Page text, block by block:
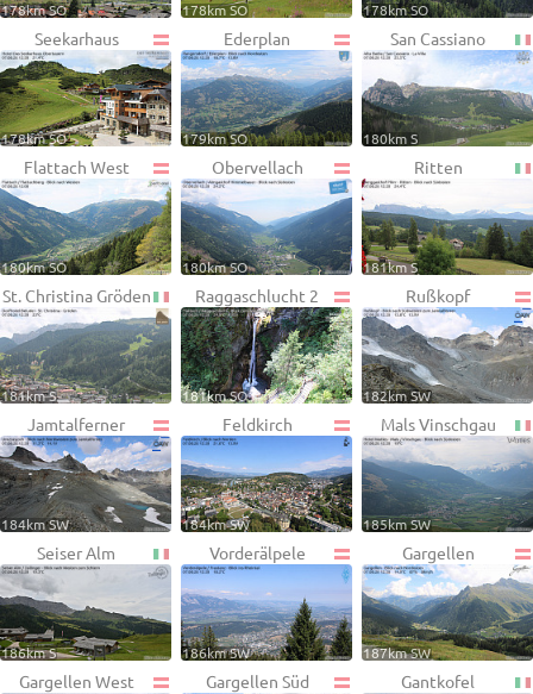
178km SO 178km SO 178km SO
Seekarhaus
178km SO
Ederplan
179km SO
San Cassiano
180km S
Flattach West
180km SO
Obervellach
180km SO
Ritten
181km S
St. Christina Gröden
181km S
Raggaschlucht 2
181km SO
Rußkopf
182km SW
Jamtalferner
184km SW
Feldkirch
184km SW
Mals Vinschgau
185km SW
Seiser Alm
186km S
Vorderälpele
186km SW
Gargellen
187km SW
Gargellen West Gargellen Süd Gantkofel